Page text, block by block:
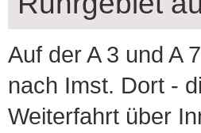
Auf der A 3 und A
nach Imst. Dort -
Weiterfahrt über